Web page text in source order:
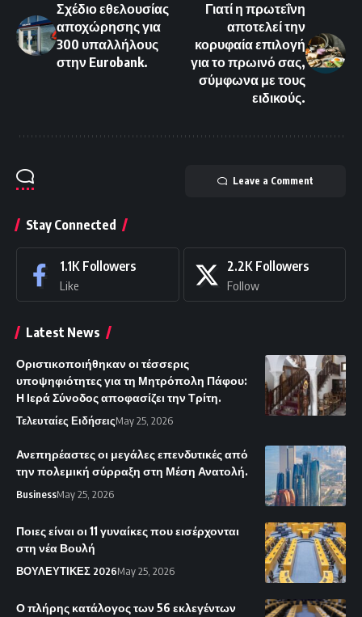
Σχέδιο εθελουσίας
αποχώρησης για
300 υπαλλήλους
στην Eurobank.
Γιατί η πρωτεΐνη
αποτελεί την
κορυφαία επιλογή
για το πρωινό σας,
σύμφωνα με τους
ειδικούς.
Leave a Comment
Stay Connected
1.1K Followers
Like
2.2K Followers
Follow
Latest News
Οριστικοποιήθηκαν οι τέσσερις
υποψηφιότητες για τη Μητρόπολη Πάφου:
Η Ιερά Σύνοδος αποφασίζει την Τρίτη.
Τελευταίες ΕιδήσειςMay 25, 2026
Ανεπηρέαστες οι μεγάλες επενδυτικές από
την πολεμική σύρραξη στη Μέση Ανατολή.
BusinessMay 25, 2026
Ποιες είναι οι 11 γυναίκες που εισέρχονται
στη νέα Βουλή
ΒΟΥΛΕΥΤΙΚΕΣ 2026May 25, 2026
Ο πλήρης κατάλογος των 56 εκλεγέντων